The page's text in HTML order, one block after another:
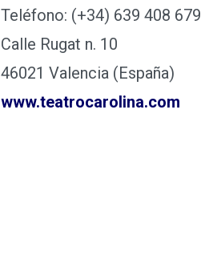
Teléfono: (+34) 639 408 679
Calle Rugat n. 10
46021 Valencia (España)
www.teatrocarolina.com